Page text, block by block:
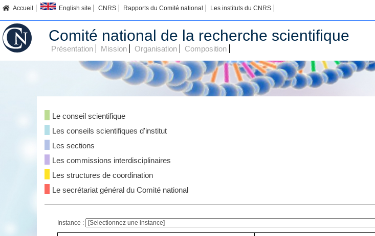
Accueil English site CNRS Rapports du Comité national Les instituts du CNRS
Comité national de la recherche scientifique
Présentation Mission Organisation Composition
Le conseil scientifique
Les conseils scientifiques d'institut
Les sections
Les commissions interdisciplinaires
Les structures de coordination
Le secrétariat général du Comité national
Instance :